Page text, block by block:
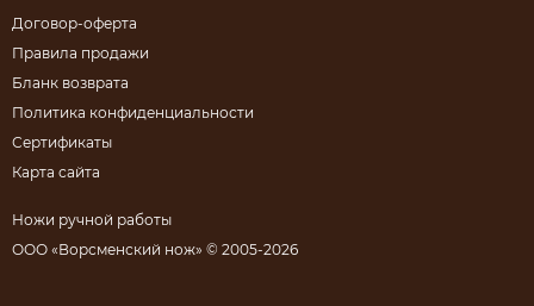
Договор-оферта
Правила продажи
Бланк возврата
Политика конфиденциальности
Сертификаты
Карта сайта
Ножи ручной работы
ООО «Ворсменский нож» © 2005-2026